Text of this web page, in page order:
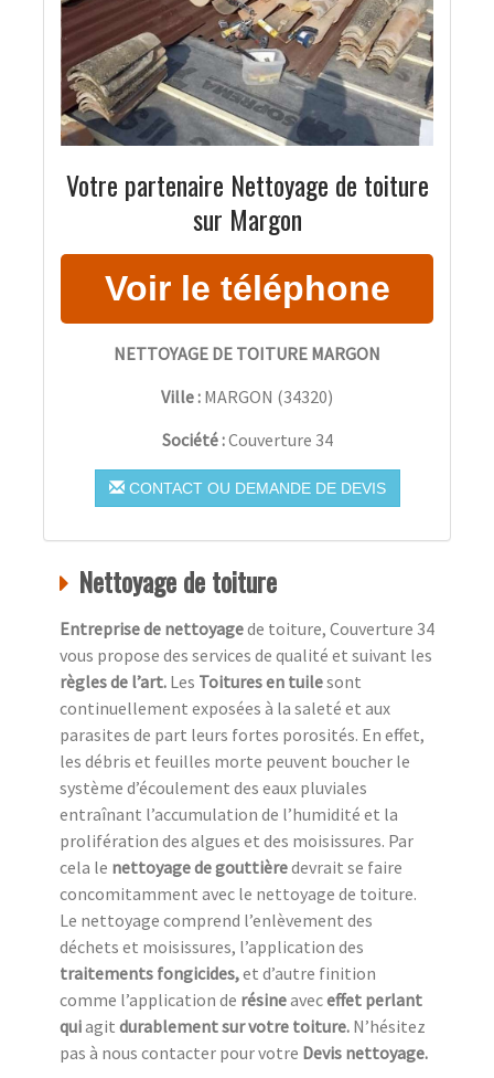
Votre partenaire Nettoyage de toiture
sur Margon
NETTOYAGE DE TOITURE MARGON
Ville : MARGON (34320)
Société :Couverture 34
CONTACT OU DEMANDE DE DEVIS
Nettoyage de toiture
Entreprise de nettoyagede toiture, Couverture 34
vous propose des services de qualité et suivant les
règles de l’art. Les Toitures en tuilesont
continuellement exposées à la saleté et aux
parasites de part leurs fortes porosités. En effet,
les débris et feuilles morte peuvent boucher le
système d’écoulement des eaux pluviales
entraînant l’accumulation de l’humidité et la
prolifération des algues et des moisissures. Par
cela le nettoyage de gouttièredevrait se faire
concomitamment avec le nettoyage de toiture.
Le nettoyage comprend l’enlèvement des
déchets et moisissures, l’application des
traitements fongicides,et d’autre finition
comme l’application de résineaveceffet perlant
quiagit durablement sur votre toiture. N’hésitez
pas à nous contacter pour votre Devis nettoyage.